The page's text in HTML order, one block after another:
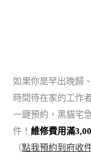
如果你是早出晚歸
時間待在家的工作
一鍵預約，黑貓宅
件！維修費用滿
（點我預約到府收